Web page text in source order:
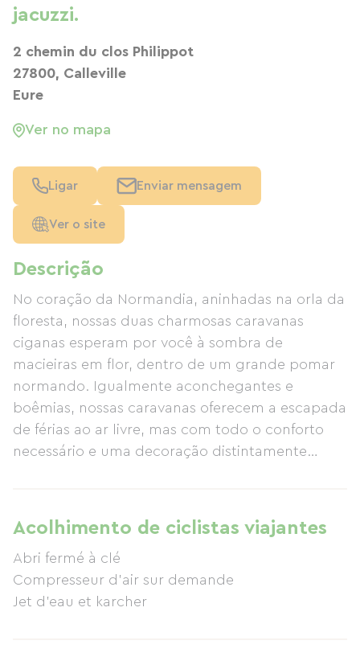
Descrição
No coração da Normandia, aninhadas na orla da
floresta, nossas duas charmosas caravanas
ciganas esperam por você à sombra de
macieiras em flor, dentro de um grande pomar
normando. Igualmente aconchegantes e
boêmias, nossas caravanas oferecem a escapada
de férias ao ar livre, mas com todo o conforto
necessário e uma decoração distintamente
um padrão de 3 estrelas baseado em madeira,
latão e a harmoniosa combinação de cortinas e
almofadas, nossas caravanas dispõem de
cozinha compacta, banheiro, uma charmosa
cama em alcova e três sofás-cama. Nossas
Acolhimento de ciclistas viajantes
Abri fermé à clé
Compresseur d'air sur demande
Jet d'eau et karcher
jacuzzi.
2 chemin du clos Philippot
27800, Calleville
Eure
Ver no mapa
Ligar Enviar mensagem
Ver o site